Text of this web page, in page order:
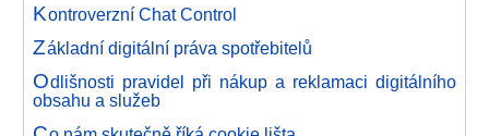
Kontroverzní Chat Control
Základní digitální práva spotřebitelů
Odlišnosti pravidel při nákup a reklamaci digitálního
obsahu a služeb